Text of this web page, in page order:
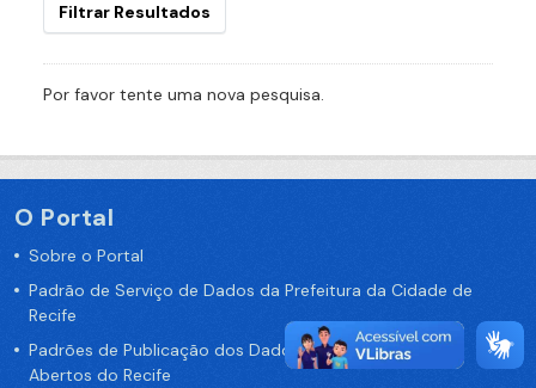
Filtrar Resultados
Por favor tente uma nova pesquisa.
O Portal
Sobre o Portal
Padrão de Serviço de Dados da Prefeitura da Cidade de
Recife
Padrões de Publicação dos Dados no Portal de Dados
Abertos do Recife